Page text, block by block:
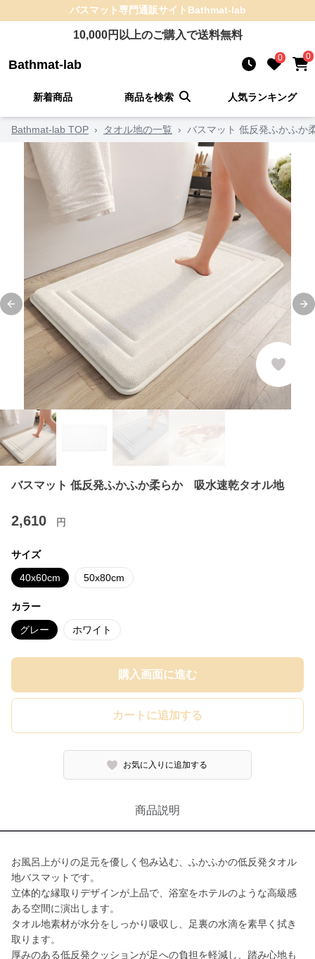
バスマット専門通販サイト Bathmat-lab
10,000円以上のご購入で送料無料
Bathmat-lab 0 0
新着商品 商品を検索 人気ランキング
Bathmat-lab TOP › タオル地の一覧 › バスマット 低反発ふかふ
Previous slide
バスマット 低反発ふかふか柔らか 吸水速乾タオル地
2,610 円
サイズ
40x60cm 50x80cm
カラー
グレー ホワイト
購入画面に進む
カートに追加する
お気に入りに追加する
商品説明
お風呂上がりの足元を優しく包み込む、ふかふかの低反発タオル
地バスマットです。
立体的な縁取りデザインが上品で、浴室をホテルのような高級感
ある空間に演出します。
タオル地素材が水分をしっかり吸収し、足裏の水滴を素早く拭き
取ります。
厚みのある低反発クッションが足への負担を軽減し、踏み心地も